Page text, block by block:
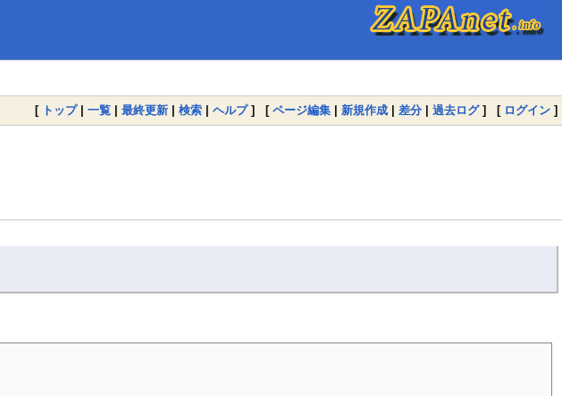
[ トップ| 一覧 | 最終更新 | 検索 | ヘルプ] [ ページ編集 | 新規作成 | 差分 | 過去ログ] [ ログイン ]